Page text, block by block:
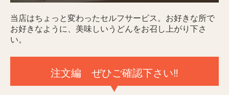
当店はちょっと変わったセルフサービス。お好きな所で
お好きなように、美味しいうどんをお召し上がり下さ
い。
注文編 ぜひご確認下さい‼